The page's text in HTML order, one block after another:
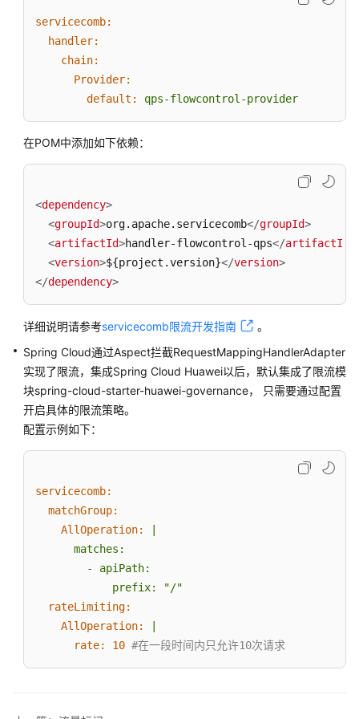
明
用
户
践
开
指
南
概
述
发
准
境
servicecomb:
handler:
chain:
Provider:
default:
qps-flowcontrol-provider
在POM中添加如下依赖：
<dependency>
<groupId>org.apache.servicecomb</groupId>
<artifactId>handler-flowcontrol-qps</artifactId
<version>${project.version}</version>
</dependency>
详细说明请参考servicecomb限流开发指南
。
Spring Cloud通过Aspect拦截RequestMappingHandlerAdapter
实现了限流，集成Spring Cloud Huawei以后，默认集成了限流模
块spring-cloud-starter-huawei-governance， 只需要通过配置
开启具体的限流策略。
配置示例如下：
servicecomb:
matchGroup:
AllOperation:
      matches:
        - apiPath:
rateLimiting:
AllOperation:
rate:
10 #在一段时间内只允许10次请求